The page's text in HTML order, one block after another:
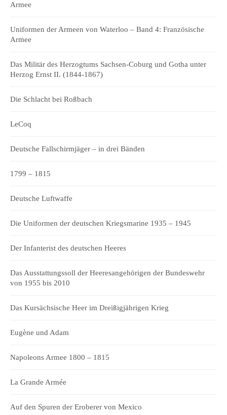
Armee
Uniformen der Armeen von Waterloo – Band 4: Französische
Armee
Das Militär des Herzogtums Sachsen-Coburg und Gotha unter
Herzog Ernst II. (1844-1867)
Die Schlacht bei Roßbach
LeCoq
Deutsche Fallschirmjäger – in drei Bänden
1799 – 1815
Deutsche Luftwaffe
Die Uniformen der deutschen Kriegsmarine 1935 – 1945
Der Infanterist des deutschen Heeres
Das Ausstattungssoll der Heeresangehörigen der Bundeswehr
von 1955 bis 2010
Das Kursächsische Heer im Dreißigjährigen Krieg
Eugène und Adam
Napoleons Armee 1800 – 1815
La Grande Armée
Auf den Spuren der Eroberer von Mexico